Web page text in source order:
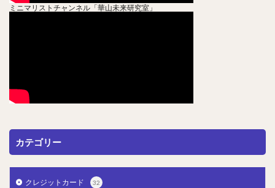
ミニマリストチャンネル「華山未来研究室」
カテゴリー
クレジットカード 32